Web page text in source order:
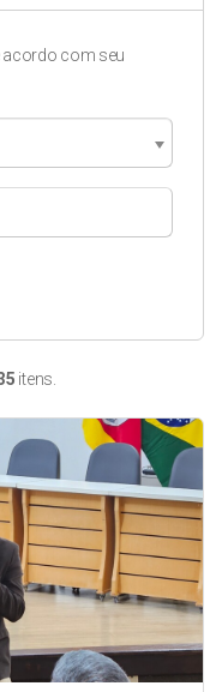
itens.
acordo com seu